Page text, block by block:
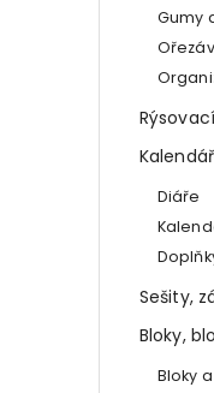
Gumy
Diáře
Sešity,
Bloky,
Bloky